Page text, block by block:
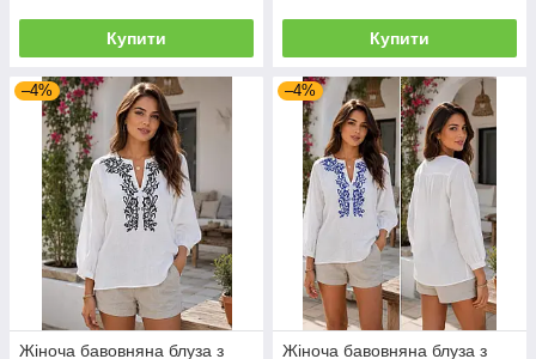
Купити Купити
–4%
Жіноча бавовняна блуза з
–4%
Жіноча бавовняна блуза з